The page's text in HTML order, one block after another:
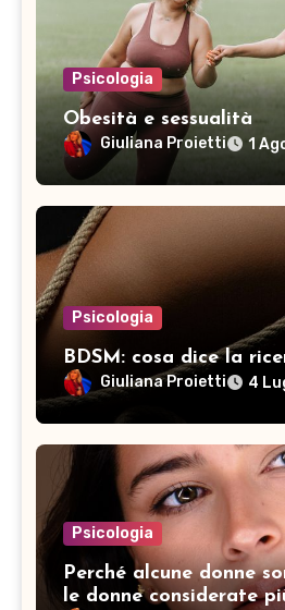
Psicologia
Obesità e sessualità
Giuliana Proietti 1
Psicologia
BDSM: cosa dice la
Giuliana Proietti 4
Psicologia
Perché alcune donne
le donne considerate